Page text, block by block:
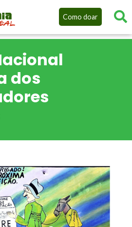
Como doar
dos